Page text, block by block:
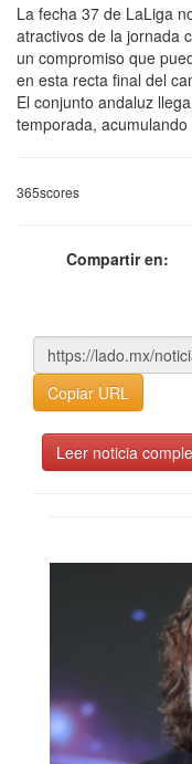
La fecha 37 de LaLiga
atractivos de la jornada
un compromiso que
en esta recta final del
El conjunto andaluz
temporada,
365scores
Compartir en:
Copiar URL
Leer noticia